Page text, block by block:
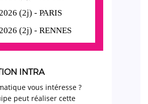
(2j) - PARIS
(2j) - RENNES
INTRA
vous intéresse ?
peut réaliser cette